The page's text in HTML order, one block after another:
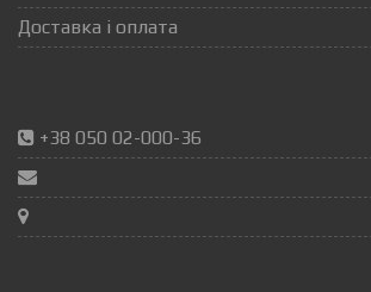
Доставка і оплата
+38 050 02-000-36